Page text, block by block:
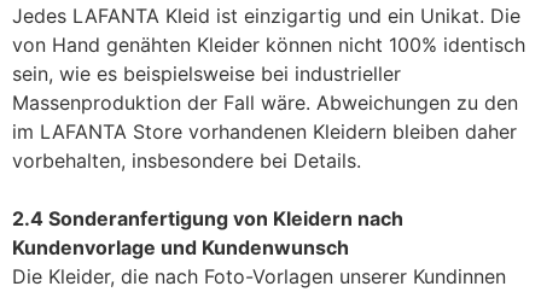
Jedes LAFANTA Kleid ist einzigartig und ein Unikat. Die
von Hand genähten Kleider können nicht 100% identisch
sein, wie es beispielsweise bei industrieller
Massenproduktion der Fall wäre. Abweichungen zu den
im LAFANTA Store vorhandenen Kleidern bleiben daher
vorbehalten, insbesondere bei Details.
2.4 Sonderanfertigung von Kleidern nach
Kundenvorlage und Kundenwunsch
Die Kleider, die nach Foto-Vorlagen unserer Kundinnen